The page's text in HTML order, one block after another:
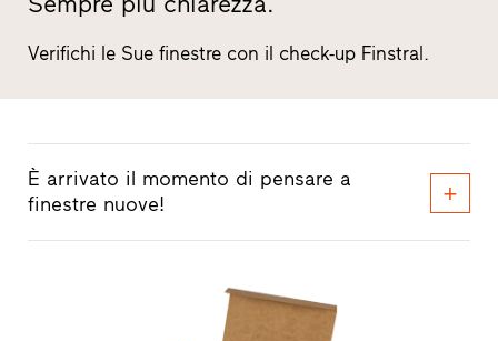
Verifichi le Sue finestre con il check-up Finstral.
È arrivato il momento di pensare a
finestre nuove!